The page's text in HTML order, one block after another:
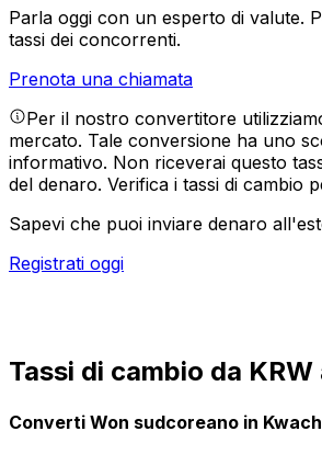
Parla oggi con un esperto di valute.
tassi dei concorrenti.
Prenota una chiamata
Per il nostro convertitore
mercato. Tale conversione ha uno
informativo. Non riceverai questo
del denaro. Verifica i tassi di cambio
Sapevi che puoi inviare denaro
Registrati oggi
Tassi di cambio da
Converti Won sudcoreano in